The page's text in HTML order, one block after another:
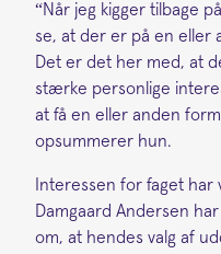
“Når jeg kigger tilbage
se, at der er på en eller
Det er det her med, at
stærke personlige
at få en eller anden
opsummerer hun.
Interessen for faget har
Damgaard Andersen
om, at hendes valg af